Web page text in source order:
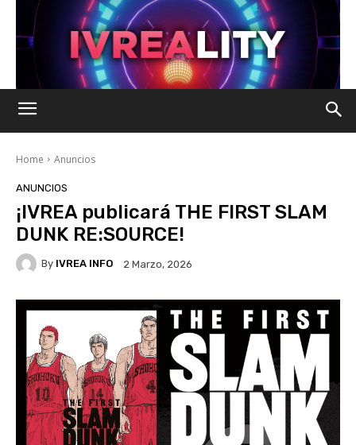
Home Anuncios
ANUNCIOS
¡IVREA publicará THE FIRST SLAM
DUNK RE:SOURCE!
By IVREA INFO 2 Marzo, 2026